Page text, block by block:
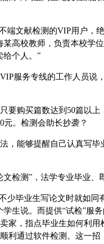
端文献检测的VIP用户，
高校教师，负责本校学
给个人。”
服务专线的工作人员说
要购买篇数达到50篇以
元。检测会助长抄袭？
，能够提醒自己认真写
检测”，法学专业毕业、
少毕业生写论文时就如同
生说。而提供“试检”服
家，指点毕业生如何利
利通过软件检测。这一